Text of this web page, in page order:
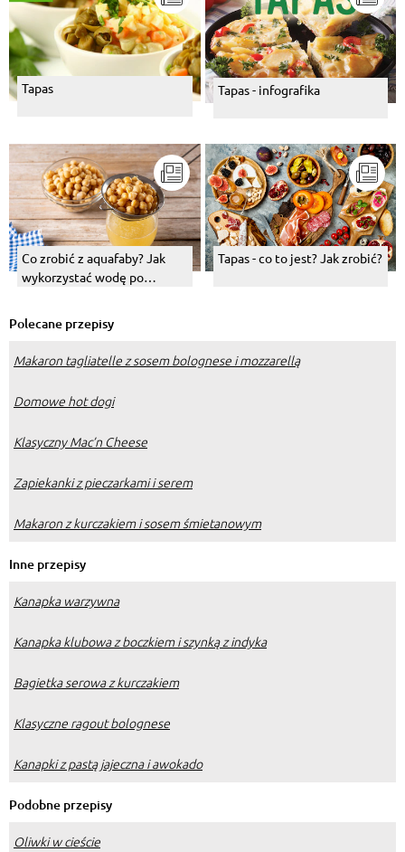
Tapas Tapas - infografika
Co zrobić z aquafaby? Jak
wykorzystać wodę po
Tapas - co to jest? Jak zrobić?
Polecane przepisy
Makaron tagliatelle z sosem bolognese i mozzarellą
Domowe hot dogi
Klasyczny Mac’n Cheese
Zapiekanki z pieczarkami i serem
Makaron z kurczakiem i sosem śmietanowym
Inne przepisy
Kanapka warzywna
Kanapka klubowa z boczkiem i szynką z indyka
Bagietka serowa z kurczakiem
Klasyczne ragout bolognese
Kanapki z pastą jajeczna i awokado
Podobne przepisy
Oliwki w cieście